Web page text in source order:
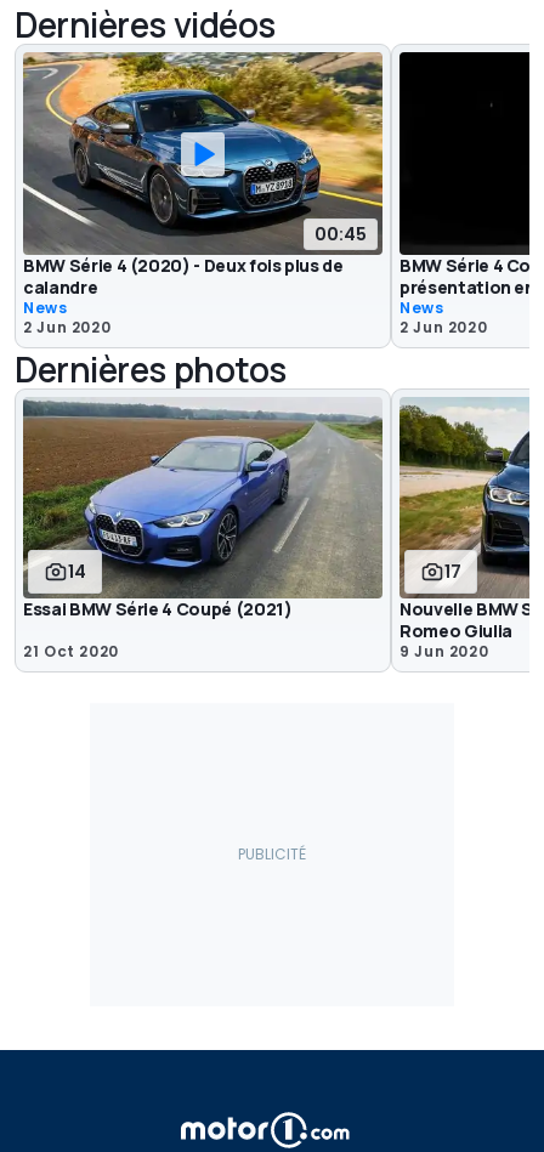
Dernières vidéos
00:45
BMW Série 4 (2020) - Deux fois plus de
calandre
News
2 Jun 2020
BMW Série 4
présentation en
News
2 Jun 2020
Dernières photos
14
Essai BMW Série 4 Coupé (2021)
21 Oct 2020
17
Nouvelle BMW
Romeo Giulia
9 Jun 2020